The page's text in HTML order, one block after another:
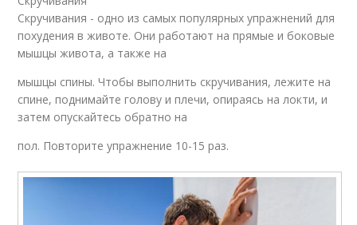
Скручивания - одно из самых популярных упражнений для
похудения в животе. Они работают на прямые и боковые
мышцы живота, а также на
мышцы спины. Чтобы выполнить скручивания, лежите на
спине, поднимайте голову и плечи, опираясь на локти, и
затем опускайтесь обратно на
пол. Повторите упражнение 10-15 раз.